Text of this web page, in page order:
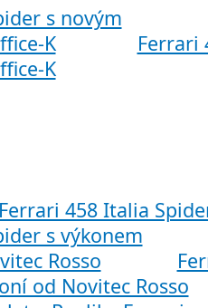
Ferrari
K
458 Italia
od Novitec Rosso